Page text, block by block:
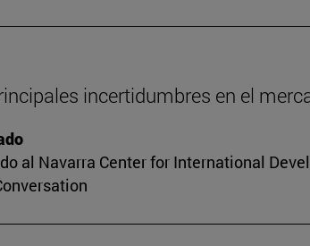
incertidumbres en el
al Navarra Center for International